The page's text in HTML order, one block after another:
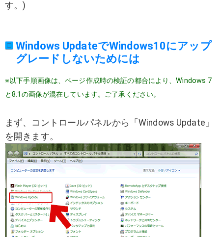
す。)
Windows UpdateでWindows10にアップ
グレードしないためには
※以下手順画像は、ページ作成時の検証の都合により、Windows 7
と8.1の画像が混在しています。ご了承ください。
まず、コントロールパネルから「Windows Update」
を開きます。